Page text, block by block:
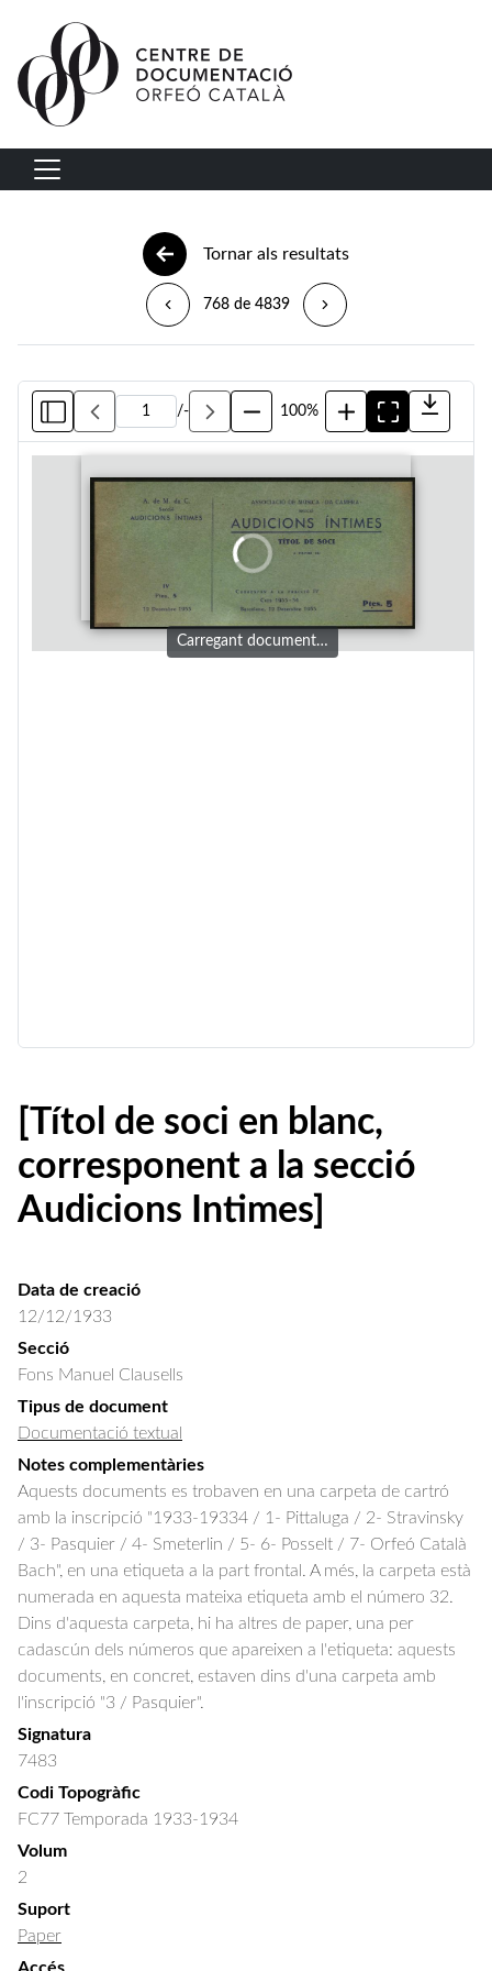
Vés al contingut
Navegació principal
Tornar als resultats
768 de 4839
/- 100%
Carregant document…
[Títol de soci en blanc,
corresponent a la secció
Audicions Intimes]
Data de creació
12/12/1933
Secció
Fons Manuel Clausells
Tipus de document
Documentació textual
Notes complementàries
Aquests documents es trobaven en una carpeta de cartró
amb la inscripció "1933-19334 / 1- Pittaluga / 2- Stravinsky
/ 3- Pasquier / 4- Smeterlin / 5- 6- Posselt / 7- Orfeó Català
Bach", en una etiqueta a la part frontal. A més, la carpeta està
numerada en aquesta mateixa etiqueta amb el número 32.
Dins d'aquesta carpeta, hi ha altres de paper, una per
cadascún dels números que apareixen a l'etiqueta: aquests
documents, en concret, estaven dins d'una carpeta amb
l'inscripció "3 / Pasquier".
Signatura
7483
Codi Topogràfic
FC77 Temporada 1933-1934
Volum
2
Suport
Paper